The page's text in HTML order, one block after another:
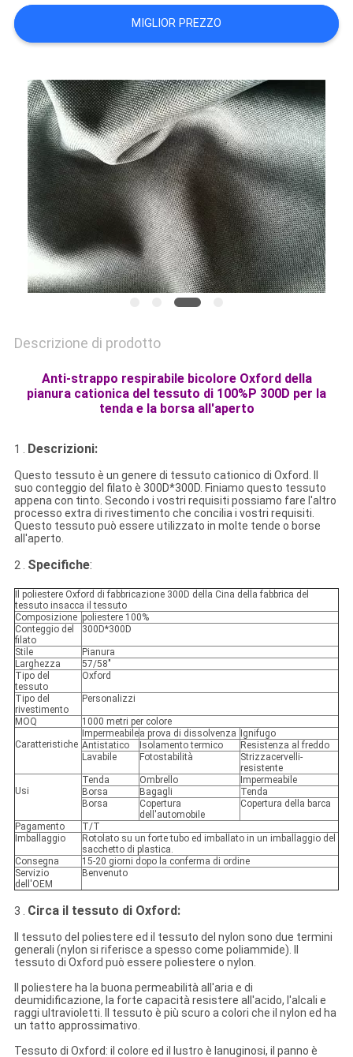
DEL
SITO
PRIVACY
POLICY
MIGLIOR PREZZO
Descrizione di prodotto
Anti-strappo respirabile bicolore Oxford della
pianura cationica del tessuto di 100%P 300D per la
tenda e la borsa all'aperto
1 . Descrizioni:
Questo tessuto è un genere di tessuto cationico di Oxford. Il
suo conteggio del filato è 300D*300D. Finiamo questo tessuto
appena con tinto. Secondo i vostri requisiti possiamo fare l'altro
processo extra di rivestimento che concilia i vostri requisiti.
Questo tessuto può essere utilizzato in molte tende o borse
all'aperto.
2 . Specifiche:
Il poliestere Oxford di fabbricazione 300D della Cina della fabbrica del
tessuto insacca il tessuto
Composizione poliestere 100%
Conteggio del
filato
300D*300D
Stile
Pianura
Larghezza
57/58"
Tipo del
tessuto
Oxford
Tipo del
rivestimento
Personalizzi
MOQ 1000 metri per colore
Caratteristiche
Impermeabilea prova di dissolvenza
Ignifugo
Antistatico
Isolamento termico
Resistenza al freddo
Lavabile
Fotostabilità
Strizzacervelli-
resistente
Usi
Tenda Ombrello
Impermeabile
Borsa
Bagagli
Tenda
Borsa
Copertura
dell'automobile
Copertura della barca
Pagamento
T/T
Imballaggio
Rotolato su un forte tubo ed imballato in un imballaggio del
sacchetto di plastica.
Consegna
15-20 giorni dopo la conferma di ordine
Servizio
dell'OEM
Benvenuto
3 . Circa il tessuto di Oxford:
Il tessuto del poliestere ed il tessuto del nylon sono due termini
generali (nylon si riferisce a spesso come poliammide). Il
tessuto di Oxford può essere poliestere o nylon.
Il poliestere ha la buona permeabilità all'aria e di
deumidificazione, la forte capacità resistere all'acido, l'alcali e
raggi ultravioletti. Il tessuto è più scuro a colori che il nylon ed ha
un tatto approssimativo.
Tessuto di Oxford: il colore ed il lustro è lanuginosi, il panno è